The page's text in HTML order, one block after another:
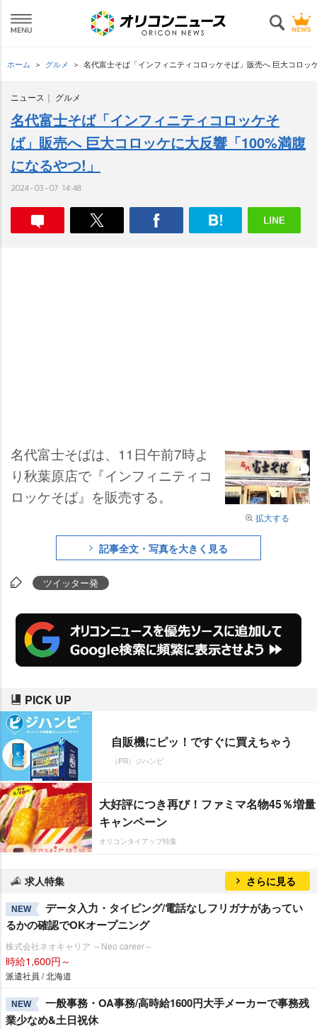
ホーム グルメ 名代富士そば「インフィニティコロッケそば」販売へ 巨大コロッ
ニュース グルメ
名代富士そば「インフィニティコロッケそ
ば」販売へ 巨大コロッケに大反響「100%満腹
になるやつ!」
2024-03-07 14:48
拡大する
名代富士そばは、11日午前7時よ
り秋葉原店で『インフィニティコ
ロッケそば』を販売する。
記事全文・写真を大きく見る
ツイッター発
PICK UP
自販機にピッ！ですぐに買えちゃう
（PR）ジハンピ
大好評につき再び！ファミマ名物45％増量
キャンペーン
オリコンタイアップ特集
求人特集 さらに見る
NEW
データ入力・タイピング/電話なしフリガナがあってい
るかの確認でOKオープニング
株式会社ネオキャリア ～Neo career～
時給1,600円～
派遣社員 / 北海道
NEW
一般事務・OA事務/高時給1600円大手メーカーで事務残
業少なめ&土日祝休